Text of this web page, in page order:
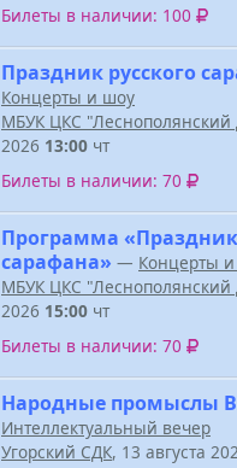
Билеты в наличии: 100
Праздник русского
Концерты и шоу
МБУК ЦКС "Леснополянский
2026 13:00 чт
Билеты в наличии: 70
Программа «Праздник
сарафана» — Концерты
МБУК ЦКС "Леснополянский
2026 15:00 чт
Билеты в наличии: 70
Народные промыслы
Интеллектуальный вечер
Угорский СДК, 13 августа